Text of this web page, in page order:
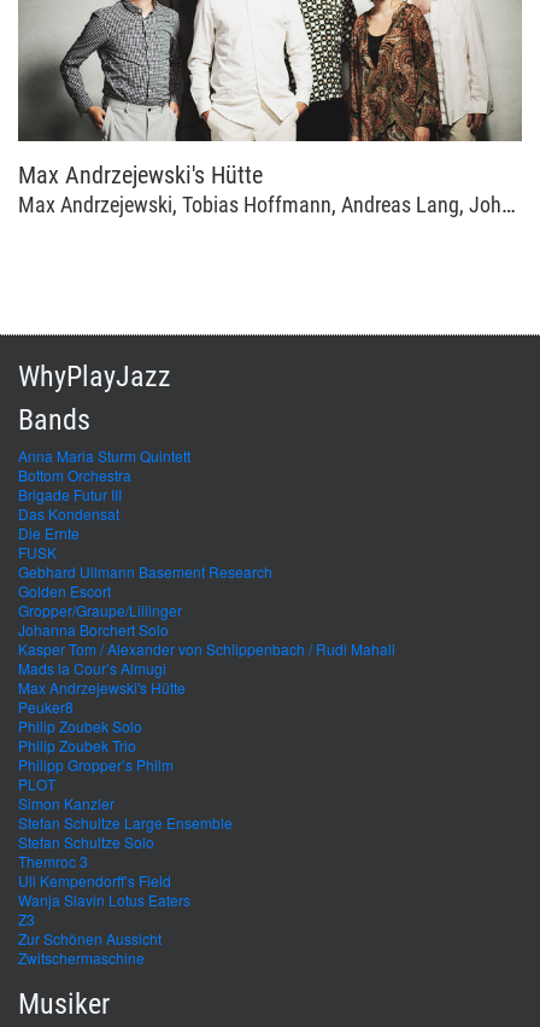
Max Andrzejewski's Hütte
Max Andrzejewski, Tobias Hoffmann, Andreas Lang, Johannes Schleiermacher
WhyPlayJazz
Bands
Anna Maria Sturm Quintett
Bottom Orchestra
Brigade Futur III
Das Kondensat
Die Ernte
FUSK
Gebhard Ullmann Basement Research
Golden Escort
Gropper/Graupe/Lillinger
Johanna Borchert Solo
Kasper Tom / Alexander von Schlippenbach / Rudi Mahall
Mads la Cour’s Almugi
Max Andrzejewski's Hütte
Peuker8
Philip Zoubek Solo
Philip Zoubek Trio
Philipp Gropper’s Philm
PLOT
Simon Kanzler
Stefan Schultze Large Ensemble
Stefan Schultze Solo
Themroc 3
Uli Kempendorff’s Field
Wanja Slavin Lotus Eaters
Z3
Zur Schönen Aussicht
Zwitschermaschine
Musiker